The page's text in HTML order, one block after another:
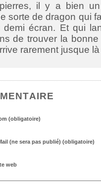
il y a bien
sorte de dragon qui
demi écran. Et qui
de trouver la
rarement jusque
(obligatoire)
(ne sera pas publié) (obligatoire)
web